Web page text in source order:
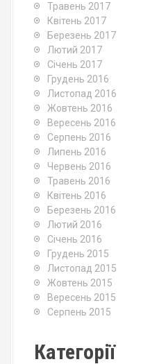
Травень 2017
Квітень 2017
Березень 2017
Лютий 2017
Січень 2017
Грудень 2016
Листопад 2016
Жовтень 2016
Вересень 2016
Серпень 2016
Липень 2016
Червень 2016
Травень 2016
Квітень 2016
Березень 2016
Лютий 2016
Січень 2016
Грудень 2015
Листопад 2015
Жовтень 2015
Вересень 2015
Серпень 2015
Категорії